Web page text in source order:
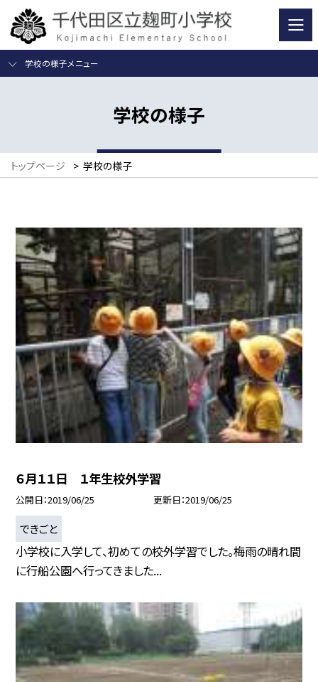
学校の様子メニュー
学校の様子
トップページ > 学校の様子
６月１１日 １年生校外学習
公開日 2019/06/25 更新日 2019/06/25
できごと
小学校に入学して、初めての校外学習でした。梅雨の晴れ間
に行船公園へ行ってきました...